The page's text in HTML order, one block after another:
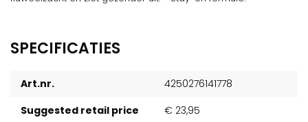
SPECIFICATIES
Art.nr.
4250276141778
Suggested retail price
€ 23,95